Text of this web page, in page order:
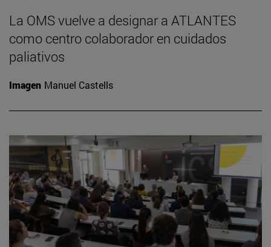
La OMS vuelve a designar a ATLANTES
como centro colaborador en cuidados
paliativos
Imagen Manuel Castells